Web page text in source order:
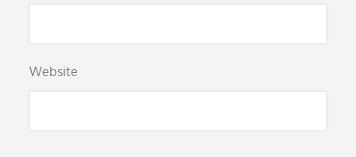
Website